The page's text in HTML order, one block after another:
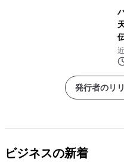
発行者のリ
ビジネスの新着